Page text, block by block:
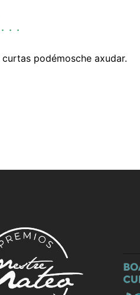
podémosche axudar.